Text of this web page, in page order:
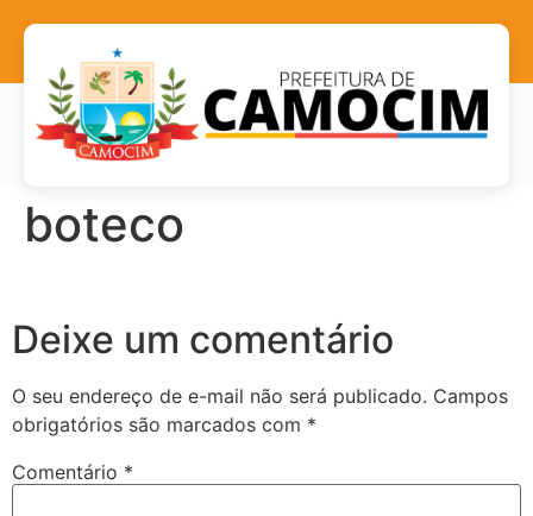
boteco
Deixe um comentário
O seu endereço de e-mail não será publicado. Campos
obrigatórios são marcados com *
Comentário *